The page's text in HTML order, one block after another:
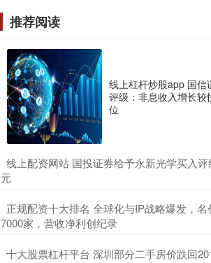
推荐阅读
线上杠杆炒股app 国信
评级：非息收入增长较
位
线上配资网站 国投证券给予永新光学买入
元
正规配资十大排名 全球化与IP战略爆发，
7000家，营收净利创纪录
十大股票杠杆平台 深圳部分二手房价跌回